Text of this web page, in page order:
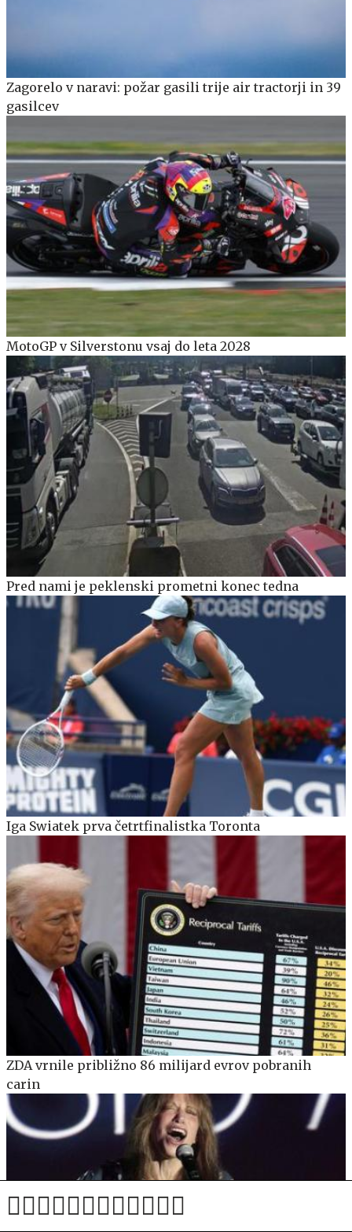
Zagorelo v naravi: požar gasili trije air tractorji in 39
gasilcev
MotoGP v Silverstonu vsaj do leta 2028
Pred nami je peklenski prometni konec tedna
Iga Swiatek prva četrtfinalistka Toronta
ZDA vrnile približno 86 milijard evrov pobranih
carin